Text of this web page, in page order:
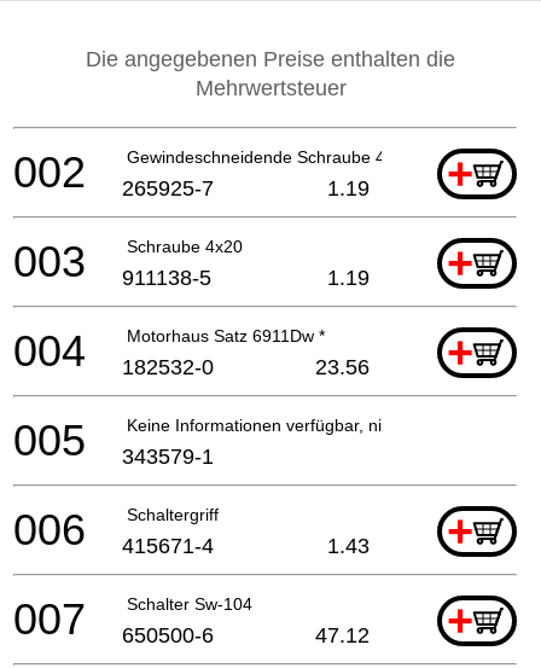
Die angegebenen Preise enthalten die
Mehrwertsteuer
Gewindeschneidende Schraube 4x20 +
002 265925-7 1.19
Schraube 4x20 +
003 911138-5 1.19
Motorhaus Satz 6911Dw * +
004 182532-0 23.56
Keine Informationen verfügbar, nicht bestellbar
005 343579-1
Schaltergriff +
006 415671-4 1.43
Schalter Sw-104 +
007 650500-6 47.12